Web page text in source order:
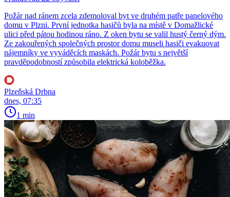
Požár nad ránem zcela zdemoloval byt ve druhém patře panelového
domu v Plzni. První jednotka hasičů byla na místě v Domažlické
ulici před pátou hodinou ráno. Z oken bytu se valil hustý černý dým.
Ze zakouřených společných prostor domu museli hasiči evakuovat
nájemníky ve vyváděcích maskách. Požár bytu s největší
pravděpodobností způsobila elektrická koloběžka.
Plzeňská Drbna
dnes, 07:35
1 min